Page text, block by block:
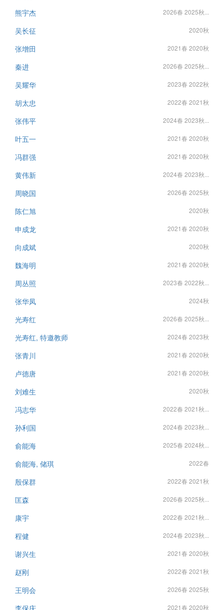
熊宇杰 2026春 2025秋...
吴长征 2020秋
张增田 2021春 2020秋
秦进 2026春 2025秋...
吴耀华 2023春 2022秋
胡太忠 2022春 2021秋
张伟平 2024春 2023秋...
叶五一 2021春 2020秋
冯群强 2021春 2020秋
黄伟新 2024春 2023秋...
周晓国 2026春 2025秋
陈仁旭 2020秋
申成龙 2021春 2020秋
向成斌 2020秋
魏海明 2021春 2020秋
周丛照 2023春 2022秋...
张华凤 2024秋
光寿红 2026春 2025秋...
光寿红, 特邀教师 2024春 2023秋
张青川 2021春 2020秋
卢德唐 2021春 2020秋
刘难生 2020秋
冯志华 2022春 2021秋...
孙利国 2024春 2023秋...
俞能海 2025春 2024秋...
俞能海, 储琪 2022春
殷保群 2022春 2021秋
匡森 2026春 2025秋...
康宇 2022春 2021秋...
程健 2024春 2023秋...
谢兴生 2021春 2020秋
赵刚 2022春 2021秋
王明会 2026春 2025秋
李保庆 2021春 2020秋